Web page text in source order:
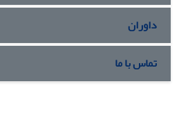
داوران
تماس با ما